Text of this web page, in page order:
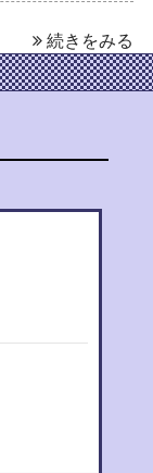
続きをみる